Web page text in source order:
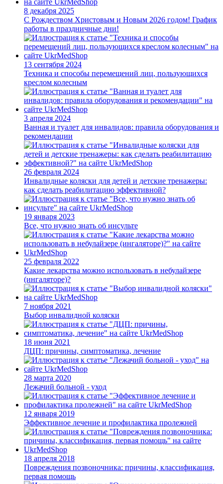
8 декабря 2025
С Рождеством Христовым и Новым 2026 годом! График
работы в праздничные дни!
13 сентября 2024
Техника и способы перемещений лиц, пользующихся
креслом колесным
3 апреля 2024
Ванная и туалет для инвалидов: правила оборудования и
рекомендации
26 февраля 2024
Инвалидные коляски для детей и детские тренажеры:
как сделать реабилитацию эффективной?
19 января 2023
Все, что нужно знать об инсульте
25 февраля 2022
Какие лекарства можно использовать в небулайзере
(ингаляторе)?
7 ноября 2021
Выбор инвалидной коляски
18 июня 2021
ДЦП: причины, симптоматика, лечение
28 марта 2020
Лежачий больной - уход
12 января 2019
Эффективное лечение и профилактика пролежней
18 апреля 2018
Повреждения позвоночника: причины, классификация,
первая помощь